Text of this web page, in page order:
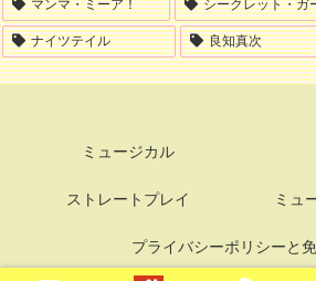
マンマ・ミーア！ シークレット・ガ
ナイツテイル 良知真次
ミュージカル
ストレートプレイ ミュ
プライバシーポリシーと